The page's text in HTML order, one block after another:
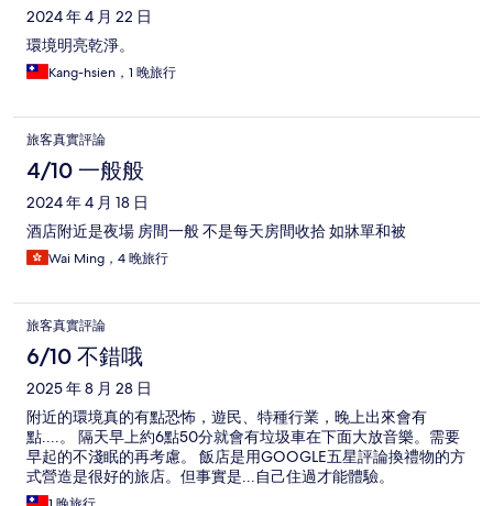
2024 年 4 月 22 日
環境明亮乾淨。
Kang-hsien，1 晚旅行
旅客真實評論
4/10 一般般
2024 年 4 月 18 日
酒店附近是夜場 房間一般 不是每天房間收拾 如牀單和被
Wai Ming，4 晚旅行
旅客真實評論
6/10 不錯哦
2025 年 8 月 28 日
附近的環境真的有點恐怖，遊民、特種行業，晚上出來會有
點....。 隔天早上約6點50分就會有垃圾車在下面大放音樂。需要
早起的不淺眠的再考慮。 飯店是用GOOGLE五星評論換禮物的方
式營造是很好的旅店。但事實是...自己住過才能體驗。